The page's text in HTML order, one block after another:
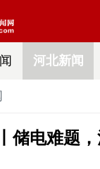
河北新闻
储电难题